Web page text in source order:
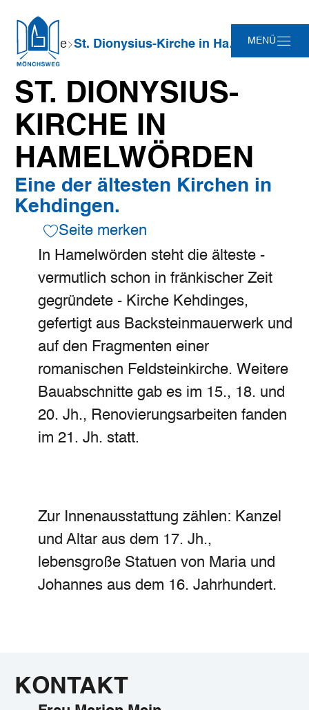
Hauptinhalt
Suche
Navigation
Footer
MENÜ
Sie
sind
hier:
Startseite St. Dionysius-Kirche in Hamelwörden
ST. DIONYSIUS-
KIRCHE IN
HAMELWÖRDEN
Eine der ältesten Kirchen in
Kehdingen.
Seite merken
In Hamelwörden steht die älteste -
vermutlich schon in fränkischer Zeit
gegründete - Kirche Kehdinges,
gefertigt aus Backsteinmauerwerk und
auf den Fragmenten einer
romanischen Feldsteinkirche. Weitere
Bauabschnitte gab es im 15., 18. und
20. Jh., Renovierungsarbeiten fanden
im 21. Jh. statt.
Zur Innenausstattung zählen: Kanzel
und Altar aus dem 17. Jh.,
lebensgroße Statuen von Maria und
Johannes aus dem 16. Jahrhundert.
KONTAKT